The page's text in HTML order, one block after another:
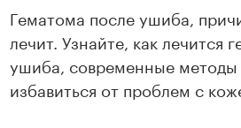
Гематома после ушиба,
лечит. Узнайте, как лечится
ушиба, современные методы
избавиться от проблем с